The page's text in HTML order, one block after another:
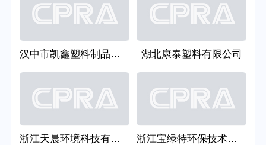
汉中市凯鑫塑料制品有限责任公司 湖北康泰塑料有限公司
浙江天晨环境科技有限公司 浙江宝绿特环保技术工程有限公司